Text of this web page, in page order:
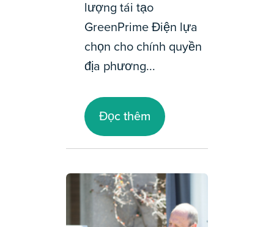
lượng tái tạo
GreenPrime Điện lựa
chọn cho chính quyền
địa phương...
Đọc thêm